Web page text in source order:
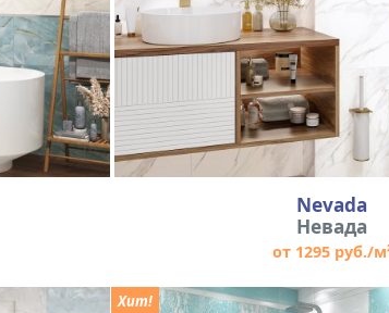
Nevada
Невада
от 1295 руб./
Хит!